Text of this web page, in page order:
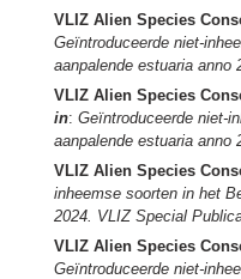
VLIZ Alien Species
Geïntroduceerde niet-
aanpalende estuaria anno
VLIZ Alien Species
in: Geïntroduceerde niet-
aanpalende estuaria anno
VLIZ Alien Species
inheemse soorten in het
2024. VLIZ Special
VLIZ Alien Species
Geïntroduceerde niet-